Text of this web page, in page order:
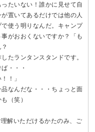
たいない！誰かに見せて自
置いてあるだけでは他の人
使う明りなんだ。キャンプ
がおおくないですか？「も
たランタンスタンドです。
・・・
！」
なんだな・・・ちょっと面
（笑）
解いただけるかたのみ、ご